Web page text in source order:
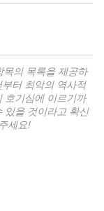
의 목록을 제공하
터 최악의 역사적
호기심에 이르기까
있을 것이라고 확신
세요!